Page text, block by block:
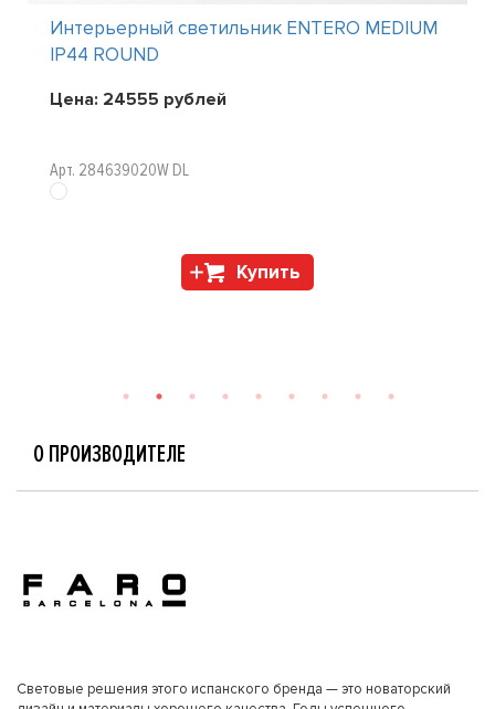
Интерьерный светильник ENTERO MEDIUM
IP44 ROUND
Цена: 24555 рублей
Арт. 284639020W DL
Купить
О ПРОИЗВОДИТЕЛЕ
Световые решения этого испанского бренда — это новаторский